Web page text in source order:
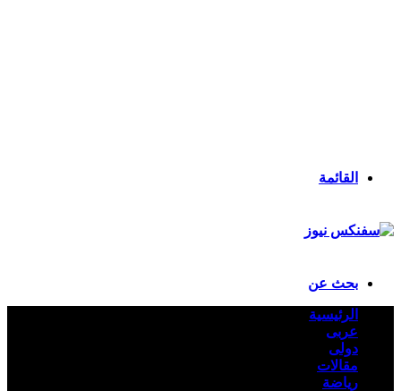
القائمة
بحث عن
الرئيسية
عربى
دولى
مقالات
رياضة